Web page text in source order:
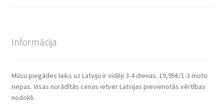
Informācija
Mūsu piegādes laiks uz Latviju ir vidēji 3-4 dienas. 19,95€/1-3 moto
riepas. Visas norādītās cenas ietver Latvijas pievienotās vērtības
nodokli.